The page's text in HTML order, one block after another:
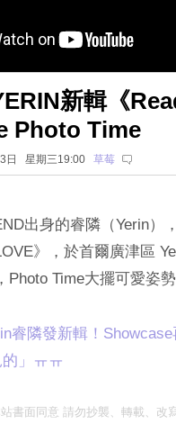
新輯《
Photo Time
日 星期三19:00 草莓
出身的睿隣（Yerin）
》，於首爾廣津區
Photo Time大擺可愛姿勢
睿隣發新輯！
」ㅠㅠ‎
書面同意 請勿抄襲、轉載、改